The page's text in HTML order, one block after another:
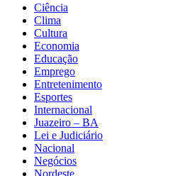
Ciência
Clima
Cultura
Economia
Educação
Emprego
Entretenimento
Esportes
Internacional
Juazeiro – BA
Lei e Judiciário
Nacional
Negócios
Nordeste